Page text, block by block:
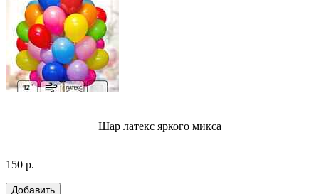
Шар латекс яркого микса
150 р.